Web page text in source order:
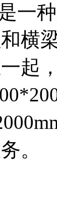
一
横
起
。